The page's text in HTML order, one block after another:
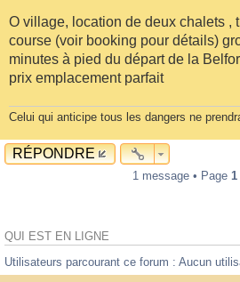
O village, location de deux chalets ,
course (voir booking pour détails)
minutes à pied du départ de la
prix emplacement parfait
Celui qui anticipe tous les dangers ne
RÉPONDRE
1 message • Page 1
QUI EST EN LIGNE
Utilisateurs parcourant ce forum : Aucun